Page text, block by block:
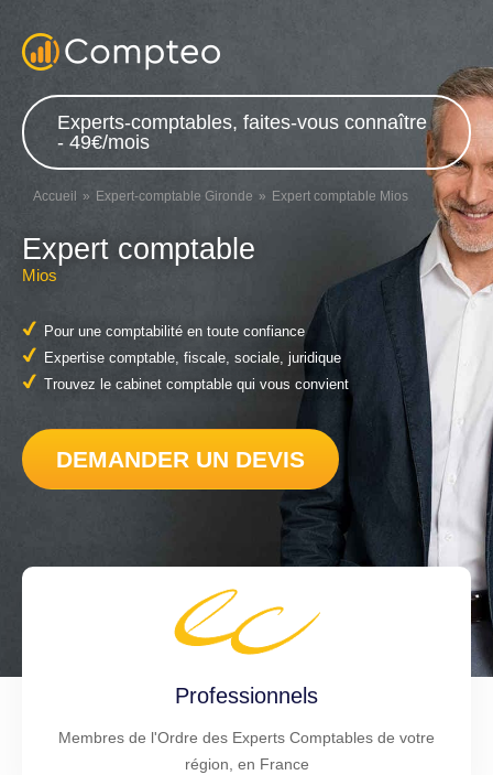
Experts-comptables, faites-vous connaître
- 49€/mois
Accueil Expert-comptable Gironde Expert comptable Mios
Expert comptable
Mios
Pour une comptabilité en toute confiance
Expertise comptable, fiscale, sociale, juridique
Trouvez le cabinet comptable qui vous convient
DEMANDER UN DEVIS
Professionnels
Membres de l'Ordre des Experts Comptables de votre
région, en France